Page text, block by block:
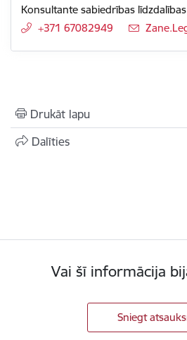
Konsultante sabiedrības
+371 67082949
E-pasts:
Drukāt lapu
Dalīties
Vai šī informācija
Sniegt